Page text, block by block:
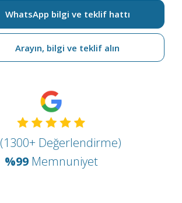
WhatsApp bilgi ve teklif hattı
Arayın, bilgi ve teklif alın
(1300+ Değerlendirme)
%99 Memnuniyet